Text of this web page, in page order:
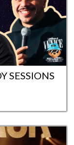
SESSIONS